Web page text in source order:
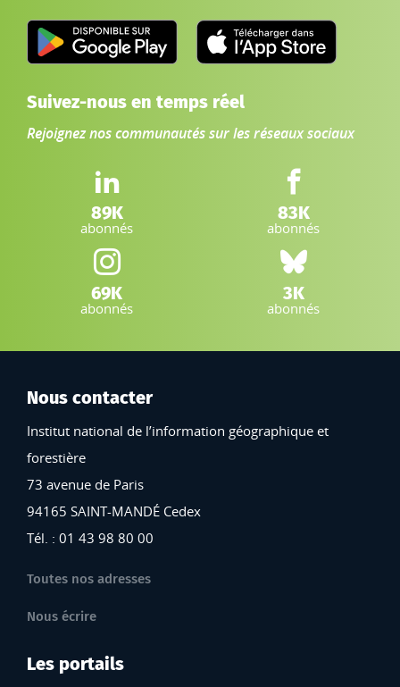
Suivez-nous en temps réel
Rejoignez nos communautés sur les réseaux sociaux
LinkedIn IGN :
89K
abonnés
Facebook IGN :
83K
abonnés
Instagram IGN :
69K
abonnés
Bluesky :
3K
abonnés
Nous contacter
Institut national de l’information géographique et
forestière
73 avenue de Paris
94165 SAINT-MANDÉ Cedex
Tél. : 01 43 98 80 00
Toutes nos adresses
Nous écrire
Les portails